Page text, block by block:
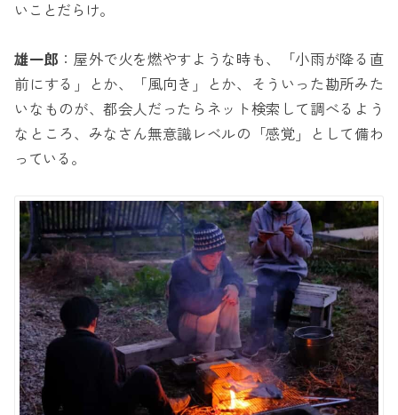
いことだらけ。
雄一郎 ：屋外で火を燃やすような時も、「小雨が降る直
前にする」とか、「風向き」とか、そういった勘所みた
いなものが、都会人だったらネット検索して調べるよう
なところ、みなさん無意識レベルの「感覚」として備わ
っている。